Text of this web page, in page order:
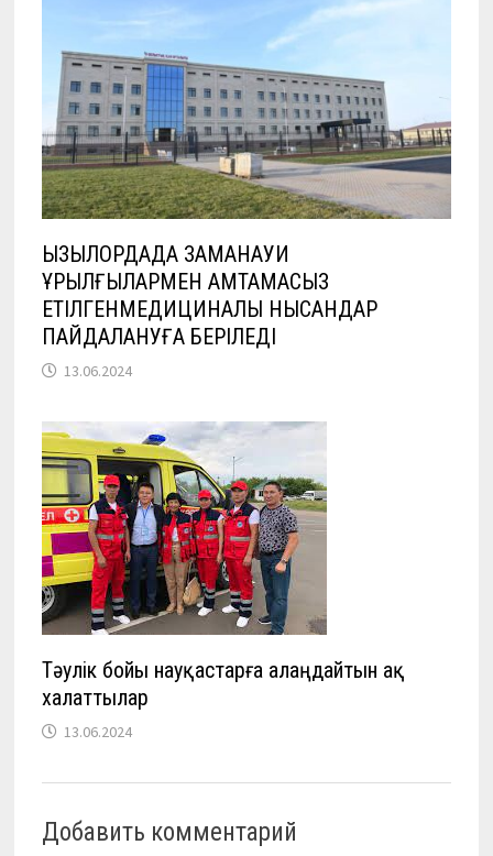
ҚЫЗЫЛОРДАДА ЗАМАНАУИ
ҚҰРЫЛҒЫЛАРМЕН ҚАМТАМАСЫЗ
ЕТІЛГЕНМЕДИЦИНАЛЫҚ НЫСАНДАР
ПАЙДАЛАНУҒА БЕРІЛЕДІ
13.06.2024
Тәулік бойы науқастарға алаңдайтын ақ
халаттылар
13.06.2024
Добавить комментарий